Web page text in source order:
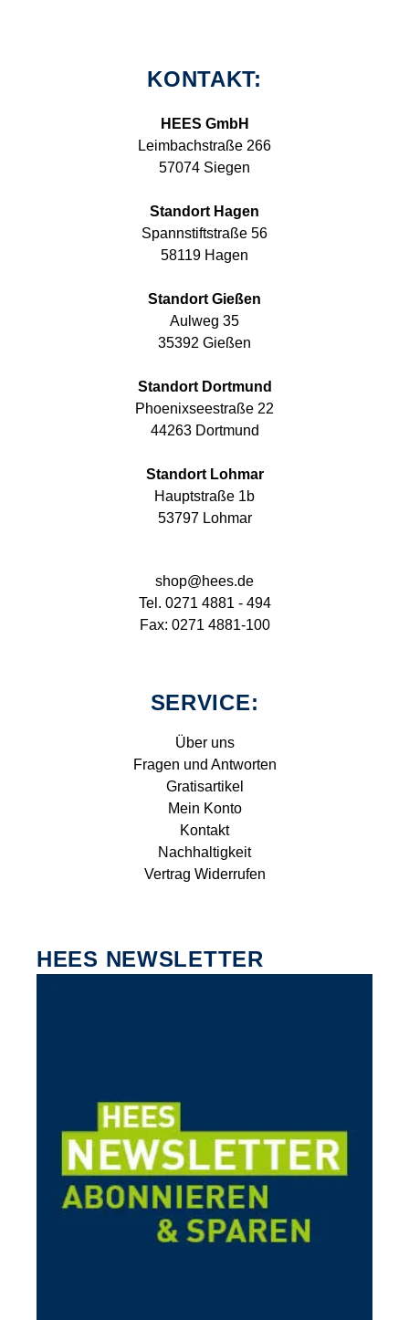
KONTAKT:
HEES GmbH
Leimbachstraße 266
57074 Siegen
Standort Hagen
Spannstiftstraße 56
58119 Hagen
Standort Gießen
Aulweg 35
35392 Gießen
Standort Dortmund
Phoenixseestraße 22
44263 Dortmund
Standort Lohmar
Hauptstraße 1b
53797 Lohmar
shop@hees.de
Tel. 0271 4881 - 494
Fax: 0271 4881-100
SERVICE:
Über uns
Fragen und Antworten
Gratisartikel
Mein Konto
Kontakt
Nachhaltigkeit
Vertrag Widerrufen
HEES NEWSLETTER